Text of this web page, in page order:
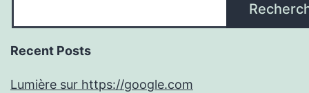
Recent Posts
Lumière sur https://google.com